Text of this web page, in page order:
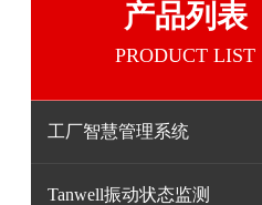
产品列表
PRODUCT LIST
工厂智慧管理系统
Tanwell振动状态监测